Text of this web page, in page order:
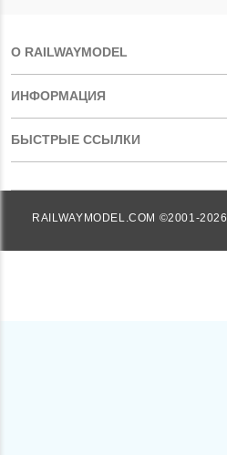
О RAILWAYMODEL
ИНФОРМАЦИЯ
БЫСТРЫЕ ССЫЛКИ
RAILWAYMODEL.COM ©2001-2026